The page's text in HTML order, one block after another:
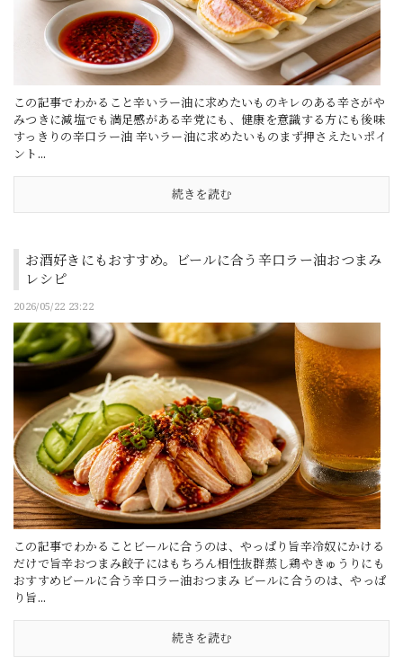
この記事でわかること辛いラー油に求めたいものキレのある辛さがや
みつきに減塩でも満足感がある辛党にも、健康を意識する方にも後味
すっきりの辛口ラー油 辛いラー油に求めたいものまず押さえたいポイ
ント...
続きを読む
お酒好きにもおすすめ。ビールに合う辛口ラー油おつまみ
レシピ
2026/05/22 23:22
この記事でわかることビールに合うのは、やっぱり旨辛冷奴にかける
だけで旨辛おつまみ餃子にはもちろん相性抜群蒸し鶏やきゅうりにも
おすすめビールに合う辛口ラー油おつまみ ビールに合うのは、やっぱ
り旨...
続きを読む